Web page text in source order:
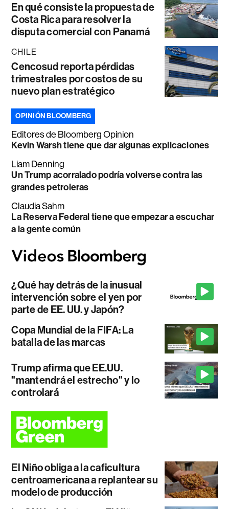
En qué consiste la propuesta de
Costa Rica para resolver la
disputa comercial con Panamá
CHILE
Cencosud reporta pérdidas
trimestrales por costos de su
nuevo plan estratégico
OPINIÓN BLOOMBERG
Editores de Bloomberg Opinion
Kevin Warsh tiene que dar algunas explicaciones
Liam Denning
Un Trump acorralado podría volverse contra las
grandes petroleras
Claudia Sahm
La Reserva Federal tiene que empezar a escuchar
a la gente común
¿Qué hay detrás de la inusual
intervención sobre el yen por
parte de EE. UU. y Japón?
Copa Mundial de la FIFA: La
batalla de las marcas
Trump afirma que EE.UU.
"mantendrá el estrecho" y lo
controlará
El Niño obliga a la caficultura
centroamericana a replantear su
modelo de producción